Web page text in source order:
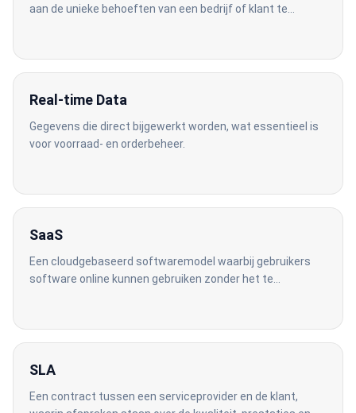
aan de unieke behoeften van een bedrijf of klant te
Real-time Data
Gegevens die direct bijgewerkt worden, wat essentieel is
voor voorraad- en orderbeheer.
SaaS
Een cloudgebaseerd softwaremodel waarbij gebruikers
software online kunnen gebruiken zonder het te
SLA
Een contract tussen een serviceprovider en de klant,